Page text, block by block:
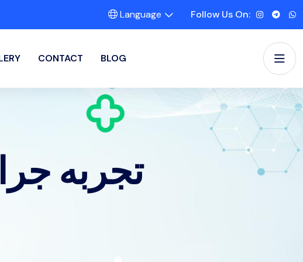
Language Follow Us On:
CONTACT BLOG
تجربه